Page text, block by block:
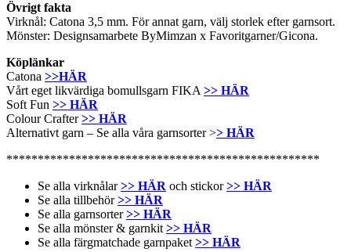
Övrigt fakta
Virknål: Catona 3,5 mm. För annat garn, välj storlek efter garnsort.
Mönster: Designsamarbete ByMimzan x Favoritgarner/Gicona.
Köplänkar
Catona >>HÄR
Vårt eget likvärdiga bomullsgarn FIKA>> HÄR
Soft Fun >> HÄR
Colour Crafter>> HÄR
Alternativt garn – Se alla våra garnsorter >> HÄR
**************************************************
Se alla virknålar>> HÄR och stickor>> HÄR
Se alla tillbehör >> HÄR
Se alla garnsorter>> HÄR
Se alla mönster & garnkit>> HÄR
Se alla färgmatchade garnpaket>> HÄR